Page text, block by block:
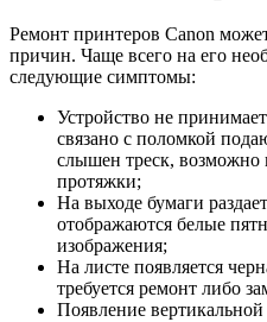
Ремонт принтеров Canon
причин. Чаще всего на его
следующие симптомы:
Устройство не
связано с поломкой
слышен треск, возможно
протяжки;
На выходе бумаги
отображаются белые
изображения;
На листе появляется
требуется ремонт либо
Появление